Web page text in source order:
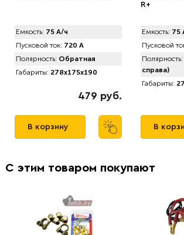
Емкость: 75 А/ч
Пусковой ток: 720 А
Полярность: Обратная
Габариты: 278x175x190
479 руб.
В корзину
R+
Емкость: 75
Пусковой
Полярность:
справа)
Габариты:
В
С этим товаром покупают